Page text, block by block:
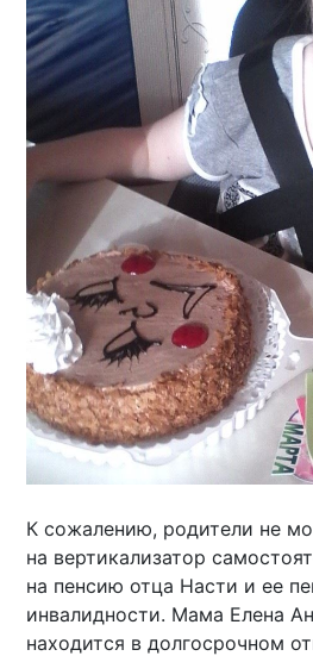
К сожалению, родители не
на вертикализатор
на пенсию отца Насти и ее
инвалидности. Мама Елена
находится в долгосрочном